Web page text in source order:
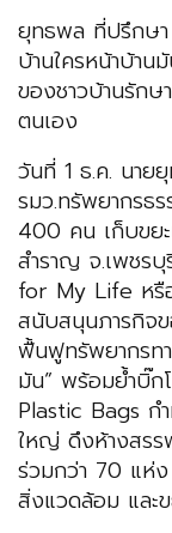
ยุทธพล ที่ปรึกษา
บ้านใครหน้าบ้าน
ของชาวบ้านรักษ
ตนเอง
วันที่ 1 ธ.ค. นา
รมว.ทรัพยากรธ
400 คน เก็บขยะ
สำราญ จ.เพชร
for My Life หรือ
สนับสนุนภารกิจ
ฟื้นฟูทรัพยากรทา
มัน” พร้อมย้ำบิ๊ก
Plastic Bags ก
ใหญ่ ดึงห้างสรร
ร่วมกว่า 70 แห่
สิ่งแวดล้อม และ